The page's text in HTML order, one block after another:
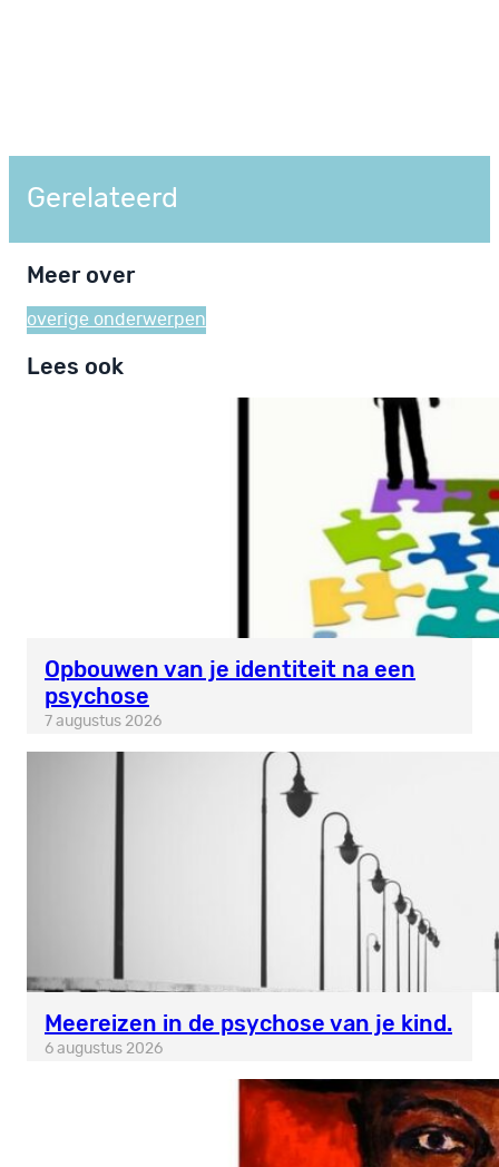
Gerelateerd
Meer over
overige onderwerpen
Lees ook
Opbouwen van je identiteit na een
psychose
7 augustus 2026
Meereizen in de psychose van je kind.
6 augustus 2026